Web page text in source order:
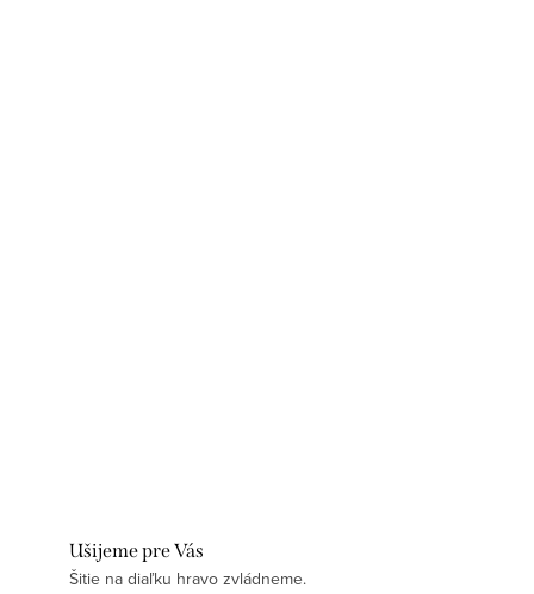
Ušijeme pre Vás
Šitie na diaľku hravo zvládneme.